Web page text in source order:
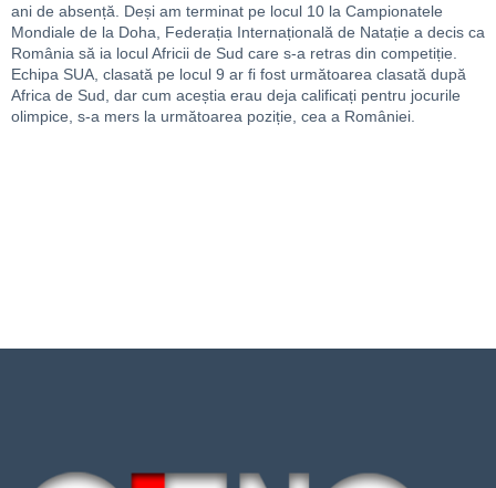
ani de absență. Deși am terminat pe locul 10 la Campionatele
Mondiale de la Doha, Federația Internațională de Natație a decis ca
România să ia locul Africii de Sud care s-a retras din competiție.
Echipa SUA, clasată pe locul 9 ar fi fost următoarea clasată după
Africa de Sud, dar cum aceștia erau deja calificați pentru jocurile
olimpice, s-a mers la următoarea poziție, cea a României.